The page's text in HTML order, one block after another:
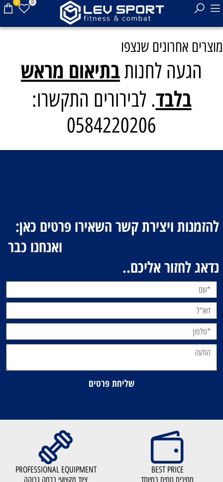
0 0
מוצרים אחרונים שנצפו
הגעה לחנותבתיאום מראש
בלבד. לבירורים התקשרו:
0584220206
להזמנות ויצירת קשר השאירו פרטים כאן:
ואנחנו כבר
נדאג לחזור אליכם..
BEST PRICE
מחירים נוחים במיוחד
PROFESSIONAL EQUIPMENT
ציוד מקצועי ברמה גבוהה